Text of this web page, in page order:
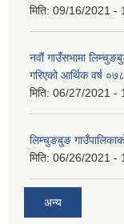
मिति: 09/16/2021 -
नवौं गाउँसभामा
गरिएको आर्थिक वर्ष
मिति: 06/27/2021 -
लिम्चुङबुङ
मिति: 06/26/2021 -
अन्य